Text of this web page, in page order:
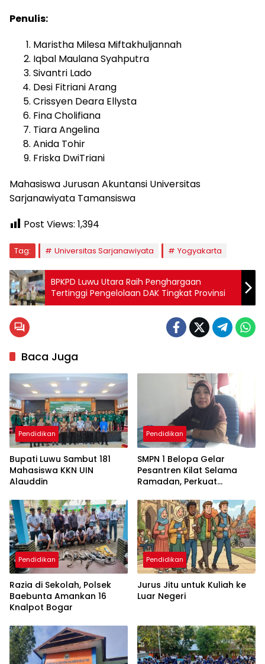
Penulis:
Maristha Milesa Miftakhuljannah
Iqbal Maulana Syahputra
Sivantri Lado
Desi Fitriani Arang
Crissyen Deara Ellysta
Fina Cholifiana
Tiara Angelina
Anida Tohir
Friska DwiTriani
Mahasiswa Jurusan Akuntansi Universitas
Sarjanawiyata Tamansiswa
Post Views: 1,394
Tag: Universitas Sarjanawiyata Yogyakarta
BPKPD Luwu Utara Raih Penghargaan
Tertinggi Pengelolaan DAK Tingkat Provinsi
Baca Juga
Pendidikan
Bupati Luwu Sambut 181
Mahasiswa KKN UIN
Alauddin
Pendidikan
SMPN 1 Belopa Gelar
Pesantren Kilat Selama
Ramadan, Perkuat
Pendidikan
Razia di Sekolah, Polsek
Baebunta Amankan 16
Knalpot Bogar
Pendidikan
Jurus Jitu untuk Kuliah ke
Luar Negeri